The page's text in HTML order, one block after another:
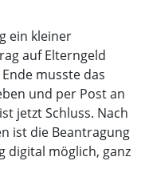
ein kleiner
auf Elterngeld
musste das
und per Post an
jetzt Schluss. Nach
ist die Beantragung
digital möglich, ganz